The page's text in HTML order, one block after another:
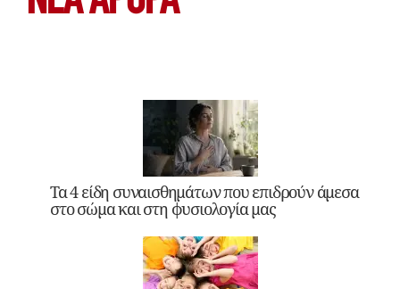
Τα 4 είδη συναισθημάτων που επιδρούν άμεσα
στο σώμα και στη φυσιολογία μας